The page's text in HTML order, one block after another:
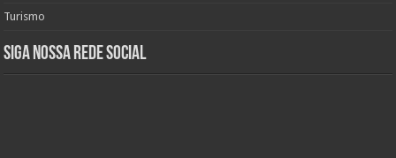
Turismo
Siga nossa rede social